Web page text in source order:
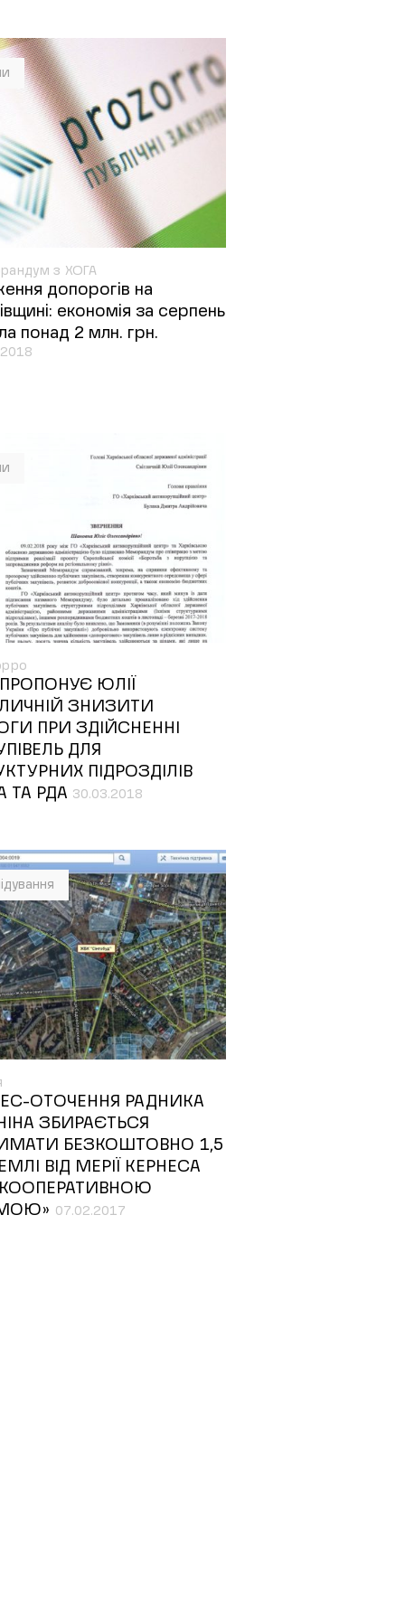
з ХОГА
допорогів на
економія за серпень
понад 2 млн. грн.
ЮЛІЇ
ЗНИЗИТИ
ПРИ ЗДІЙСНЕННІ
ДЛЯ
ПІДРОЗДІЛІВ
ТА РДА 30.03.2018
ОТОЧЕННЯ РАДНИКА
ЗБИРАЄТЬСЯ
БЕЗКОШТОВНО 1,5
ВІД МЕРІЇ КЕРНЕСА
07.02.2017